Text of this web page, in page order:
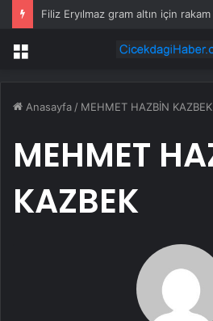
Menü
Anasayfa / MEHMET HAZBİN KAZBEK
MEHMET
KAZBEK